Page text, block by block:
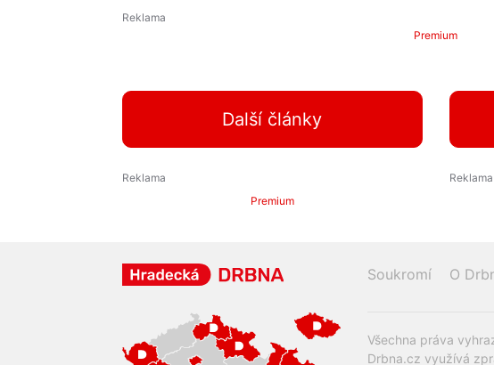
Premium
Další články
Premium
Soukromí O
Všechna práva
Drbna.cz využívá